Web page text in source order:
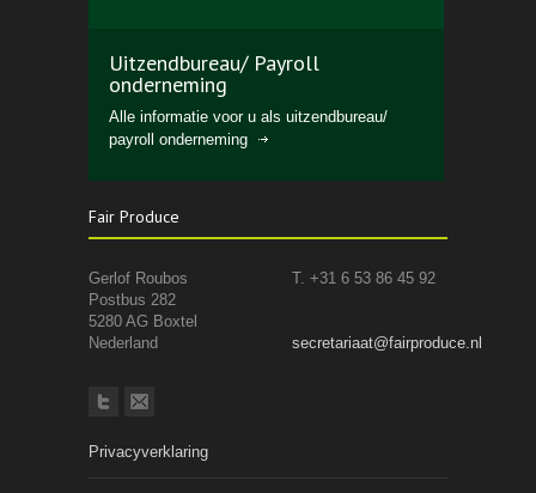
Uitzendbureau/ Payroll
onderneming
Alle informatie voor u als uitzendbureau/
payroll onderneming
Fair Produce
Gerlof Roubos
T. +31 6 53 86 45 92
Postbus 282
5280 AG Boxtel
Nederland
secretariaat@fairproduce.nl
Privacyverklaring